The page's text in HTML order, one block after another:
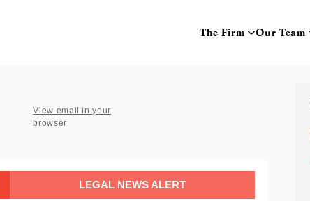
The Firm Our Team
View email in your
browser
LEGAL NEWS ALERT